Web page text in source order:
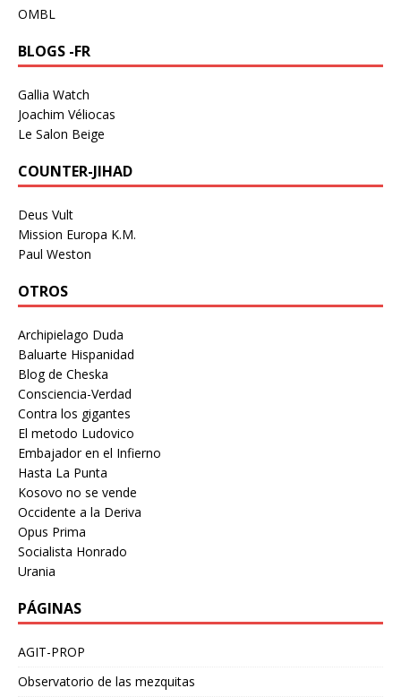
OMBL
BLOGS -FR
Gallia Watch
Joachim Véliocas
Le Salon Beige
COUNTER-JIHAD
Deus Vult
Mission Europa K.M.
Paul Weston
OTROS
Archipielago Duda
Baluarte Hispanidad
Blog de Cheska
Consciencia-Verdad
Contra los gigantes
El metodo Ludovico
Embajador en el Infierno
Hasta La Punta
Kosovo no se vende
Occidente a la Deriva
Opus Prima
Socialista Honrado
Urania
PÁGINAS
AGIT-PROP
Observatorio de las mezquitas